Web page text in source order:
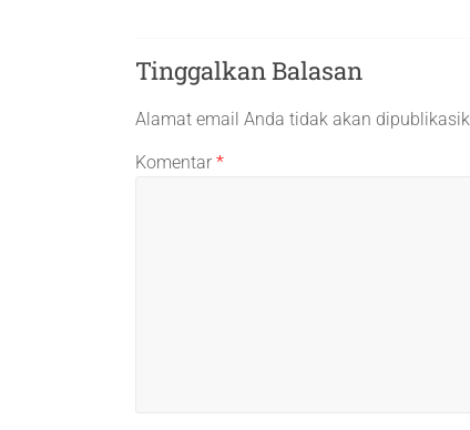
Tinggalkan Balasan
Alamat email Anda tidak akan
Komentar *